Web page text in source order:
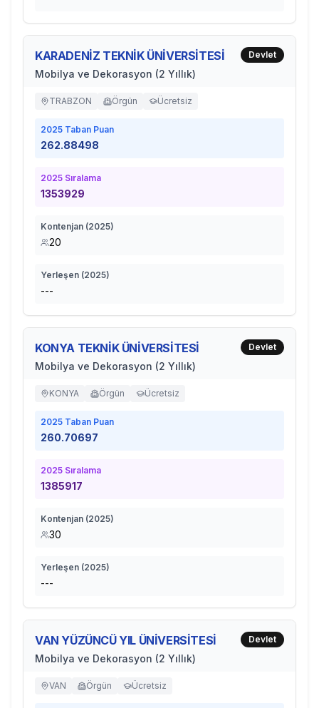
KARADENİZ TEKNİK ÜNİVERSİTESİ
Mobilya ve Dekorasyon (2 Yıllık)
Devlet
TRABZON Örgün Ücretsiz
2025 Taban Puan
262.88498
2025 Sıralama
1353929
Kontenjan (2025)
20
Yerleşen (2025)
---
KONYA TEKNİK ÜNİVERSİTESİ
Mobilya ve Dekorasyon (2 Yıllık)
Devlet
KONYA Örgün Ücretsiz
2025 Taban Puan
260.70697
2025 Sıralama
1385917
Kontenjan (2025)
30
Yerleşen (2025)
---
VAN YÜZÜNCÜ YIL ÜNİVERSİTESİ
Mobilya ve Dekorasyon (2 Yıllık)
Devlet
VAN Örgün Ücretsiz